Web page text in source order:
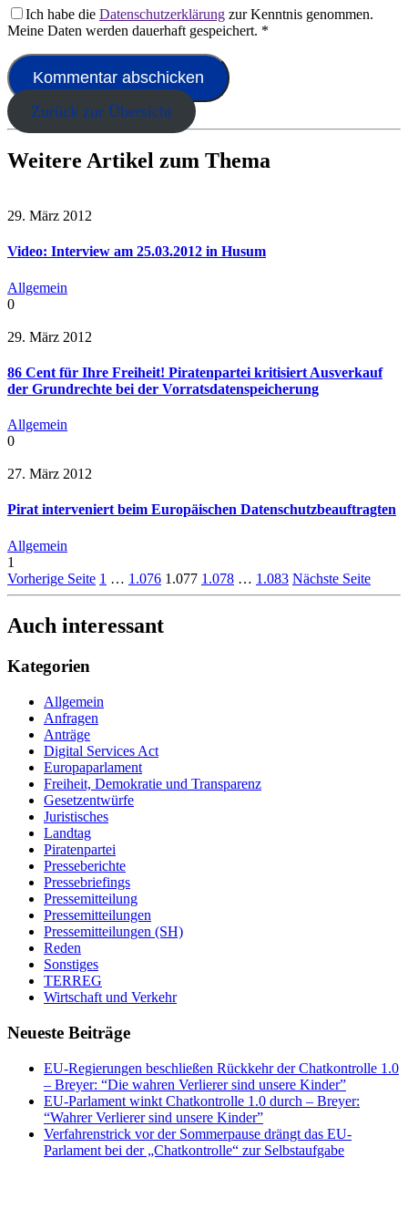
Ich habe die Datenschutzerklärung zur Kenntnis genommen.
Meine Daten werden dauerhaft gespeichert. *
Zurück zur Übersicht
Weitere Artikel zum Thema
29. März 2012
Video: Interview am 25.03.2012 in Husum
Allgemein
0
29. März 2012
86 Cent für Ihre Freiheit! Piratenpartei kritisiert Ausverkauf
der Grundrechte bei der Vorratsdatenspeicherung
Allgemein
0
27. März 2012
Pirat interveniert beim Europäischen Datenschutzbeauftragten
Allgemein
1
Vorherige Seite 1 … 1.076 1.077 1.078 … 1.083 Nächste Seite
Auch interessant
Kategorien
Allgemein
Anfragen
Anträge
Digital Services Act
Europaparlament
Freiheit, Demokratie und Transparenz
Gesetzentwürfe
Juristisches
Landtag
Piratenpartei
Presseberichte
Pressebriefings
Pressemitteilung
Pressemitteilungen
Pressemitteilungen (SH)
Reden
Sonstiges
TERREG
Wirtschaft und Verkehr
Neueste Beiträge
EU-Regierungen beschließen Rückkehr der Chatkontrolle 1.0
– Breyer: “Die wahren Verlierer sind unsere Kinder”
EU-Parlament winkt Chatkontrolle 1.0 durch – Breyer:
“Wahrer Verlierer sind unsere Kinder”
Verfahrenstrick vor der Sommerpause drängt das EU-
Parlament bei der „Chatkontrolle“ zur Selbstaufgabe